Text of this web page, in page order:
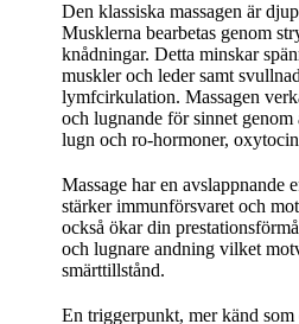
Den klassiska massagen är
Musklerna bearbetas genom
knådningar. Detta minskar
muskler och leder samt
lymfcirkulation. Massagen
och lugnande för sinnet
lugn och ro-hormoner,
Massage har en avslappnande
stärker immunförsvaret och
också ökar din
och lugnare andning vilket
smärttillstånd.
En triggerpunkt, mer känd som